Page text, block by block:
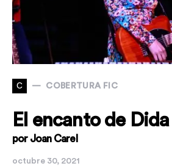
C COBERTURA FIC
El encanto de Dida
por Joan Carel
octubre 30, 2021